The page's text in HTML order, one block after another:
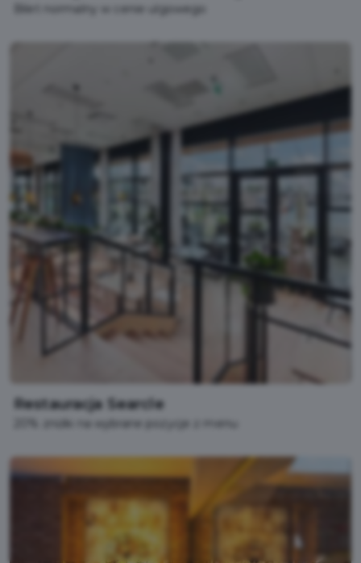
Bilet normalny w cenie ulgowego
Restauracja Searcle
20% zniżki na wybrane pozycje z menu